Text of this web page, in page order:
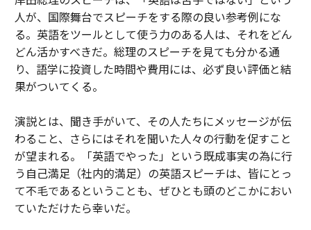
人が、国際舞台でスピーチをする際の良い参考例にな
る。英語をツールとして使う力のある人は、それをどん
どん活かすべきだ。総理のスピーチを見ても分かる通
り、語学に投資した時間や費用には、必ず良い評価と結
果がついてくる。
演説とは、聞き手がいて、その人たちにメッセージが伝
わること、さらにはそれを聞いた人々の行動を促すこと
が望まれる。「英語でやった」という既成事実の為に行
う自己満足（社内的満足）の英語スピーチは、皆にとっ
て不毛であるということも、ぜひとも頭のどこかにおい
ていただけたら幸いだ。